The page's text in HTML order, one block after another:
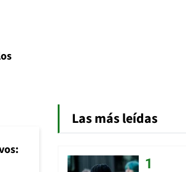
Las más leídas